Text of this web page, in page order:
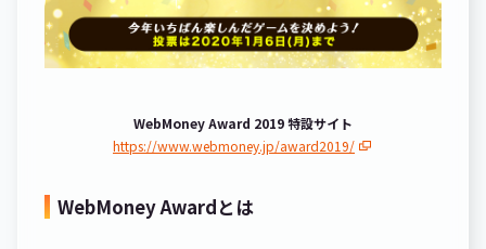
WebMoney Award 2019 特設サイト
https://www.webmoney.jp/award2019/
WebMoney Awardとは